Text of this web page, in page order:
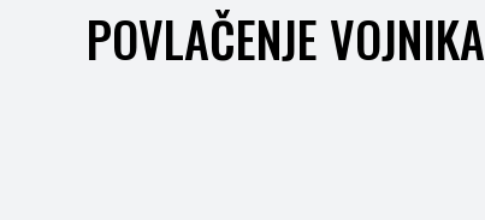
POVLAČENJE VOJNIKA